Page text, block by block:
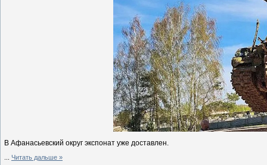
В Афанасьевский округ экспонат уже доставлен.
Читать дальше »